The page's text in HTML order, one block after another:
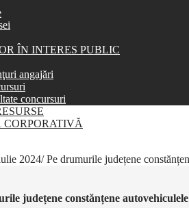
ÎN INTERES PUBLIC
angajări
concursuri
2024/ Pe drumurile județene
județene constănțene